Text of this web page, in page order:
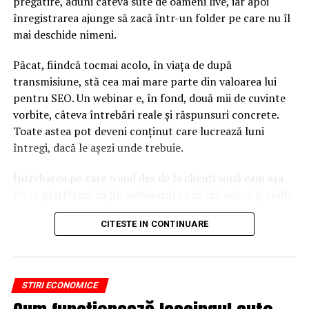
S.O
URMATORUL
Vârsta medie de pensionare crește peste tot în UE. Unde
e România
NU RATATI
se schimbă gama de motoare și chiar platforma
înregistrarea ajunge să zacă într-un folder pe care nu îl
mai deschide nimeni.
Păcat, fiindcă tocmai acolo, în viața de după
transmisiune, stă cea mai mare parte din valoarea lui
pentru SEO. Un webinar e, în fond, două mii de cuvinte
vorbite, câteva întrebări reale și răspunsuri concrete.
Toate astea pot deveni conținut care lucrează luni
întregi, dacă le așezi unde trebuie.
Întrebarea pe care o aud des de la clienți sună cam așa.
din Google, nu doar lead-uri pe moment? Răspunsul
scurt e că platforma contează, dar nu în felul în care
Nu cel mai tare software câștigă, ci acela care îți lasă
conținutul liber, indexabil și ușor de reutilizat. Hai să o
CITESTE IN CONTINUARE
STIRI ECONOMICE